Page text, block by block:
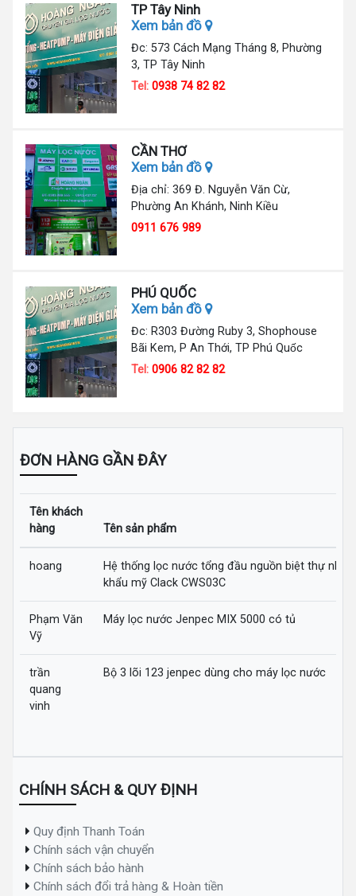
TP Tây Ninh
Xem bản đồ
Đc: 573 Cách Mạng Tháng 8, Phường
3, TP Tây Ninh
Tel:0938 74 82 82
CẦN THƠ
Xem bản đồ
Địa chỉ: 369 Đ. Nguyễn Văn Cừ,
Phường An Khánh, Ninh Kiều
0911 676 989
PHÚ QUỐC
Xem bản đồ
Đc: R303 Đường Ruby 3, Shophouse
Bãi Kem, P An Thới, TP Phú Quốc
Tel:0906 82 82 82
ĐƠN HÀNG GẦN ĐÂY
Tên khách
hàng
Tên sản phẩm
hoang
Hệ thống lọc nước tổng đầu nguồn biệt thự nhập
khẩu mỹ Clack CWS03C
Phạm Văn
Vỹ
Máy lọc nước Jenpec MIX 5000 có tủ
trần
quang
vinh
Bộ 3 lõi 123 jenpec dùng cho máy lọc nước
CHÍNH SÁCH & QUY ĐỊNH
Quy định Thanh Toán
Chính sách vận chuyển
Chính sách bảo hành
Chính sách đổi trả hàng & Hoàn tiền